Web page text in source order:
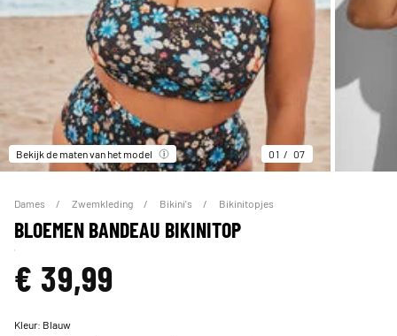
Bekijk de maten van het model 01 07
Dames Zwemkleding Bikini's Bikinitopjes
BLOEMEN BANDEAU BIKINITOP
€ 39,99
Kleur: Blauw